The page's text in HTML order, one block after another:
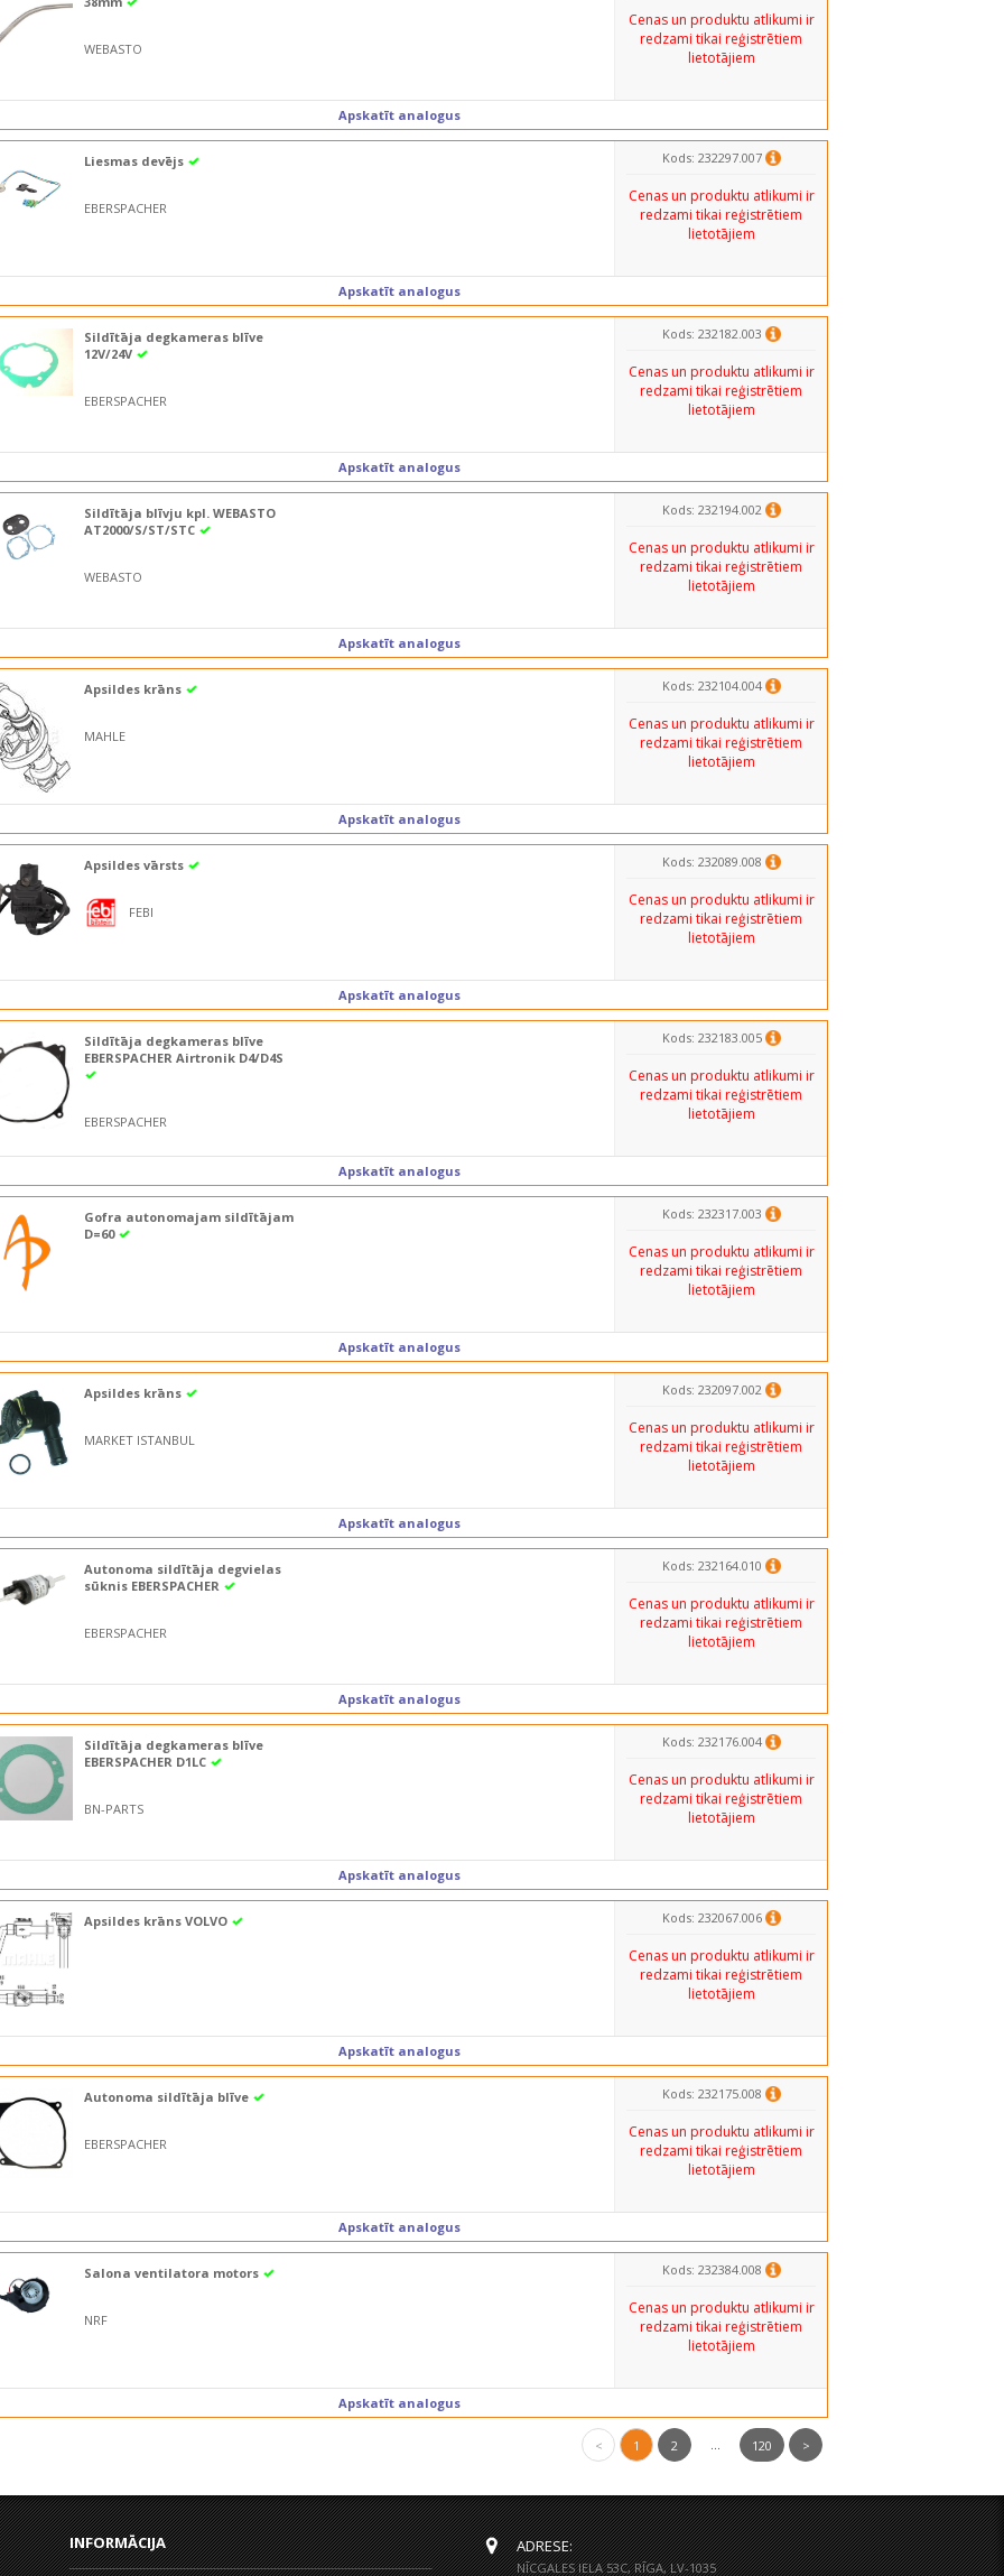
WEBASTO
Cenas un produktu atlikumi ir
redzami tikai reģistrētiem
lietotājiem
Apskatīt analogus
Liesmas devējs
EBERSPACHER
Kods: 232297.007
Cenas un produktu atlikumi ir
redzami tikai reģistrētiem
lietotājiem
Apskatīt analogus
Sildītāja degkameras blīve
12V/24V
EBERSPACHER
Kods: 232182.003
Cenas un produktu atlikumi ir
redzami tikai reģistrētiem
lietotājiem
Apskatīt analogus
Sildītāja blīvju kpl. WEBASTO
AT2000/S/ST/STC
WEBASTO
Kods: 232194.002
Cenas un produktu atlikumi ir
redzami tikai reģistrētiem
lietotājiem
Apskatīt analogus
Apsildes krāns
MAHLE
Kods: 232104.004
Cenas un produktu atlikumi ir
redzami tikai reģistrētiem
lietotājiem
Apskatīt analogus
Apsildes vārsts
FEBI
Kods: 232089.008
Cenas un produktu atlikumi ir
redzami tikai reģistrētiem
lietotājiem
Apskatīt analogus
Sildītāja degkameras blīve
EBERSPACHER Airtronik D4/D4S
EBERSPACHER
Kods: 232183.005
Cenas un produktu atlikumi ir
redzami tikai reģistrētiem
lietotājiem
Apskatīt analogus
Gofra autonomajam sildītājam
D=60
Kods: 232317.003
Cenas un produktu atlikumi ir
redzami tikai reģistrētiem
lietotājiem
Apskatīt analogus
Apsildes krāns
MARKET ISTANBUL
Kods: 232097.002
Cenas un produktu atlikumi ir
redzami tikai reģistrētiem
lietotājiem
Apskatīt analogus
Autonoma sildītāja degvielas
sūknis EBERSPACHER
EBERSPACHER
Kods: 232164.010
Cenas un produktu atlikumi ir
redzami tikai reģistrētiem
lietotājiem
Apskatīt analogus
Sildītāja degkameras blīve
EBERSPACHER D1LC
BN-PARTS
Kods: 232176.004
Cenas un produktu atlikumi ir
redzami tikai reģistrētiem
lietotājiem
Apskatīt analogus
Apsildes krāns VOLVO Kods: 232067.006
Cenas un produktu atlikumi ir
redzami tikai reģistrētiem
lietotājiem
Apskatīt analogus
Autonoma sildītāja blīve
EBERSPACHER
Kods: 232175.008
Cenas un produktu atlikumi ir
redzami tikai reģistrētiem
lietotājiem
Apskatīt analogus
Salona ventilatora motors
NRF
Kods: 232384.008
Cenas un produktu atlikumi ir
redzami tikai reģistrētiem
lietotājiem
Apskatīt analogus
< 1 2 ... 120 >
INFORMĀCIJA ADRESE:
NĪCGALES IELA 53C, RĪGA, LV-1035